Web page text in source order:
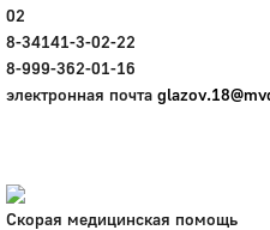
02
8-34141-3-02-22
8-999-362-01-16
электронная почта
Скорая медицинская помощь